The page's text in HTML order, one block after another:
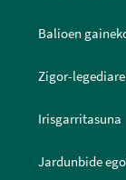
Balioen
Zigor-
Irisgarritasuna
Jardunbide